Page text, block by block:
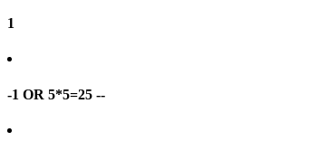
1
-1 OR 5*5=25 --